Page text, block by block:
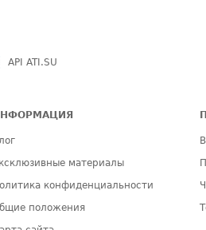
API ATI.SU
материалы
конфиденциальности
положения